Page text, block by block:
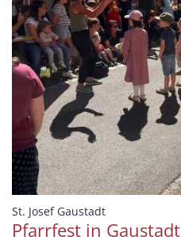
St. Josef Gaustadt:
Pfarrfest in Gaustadt